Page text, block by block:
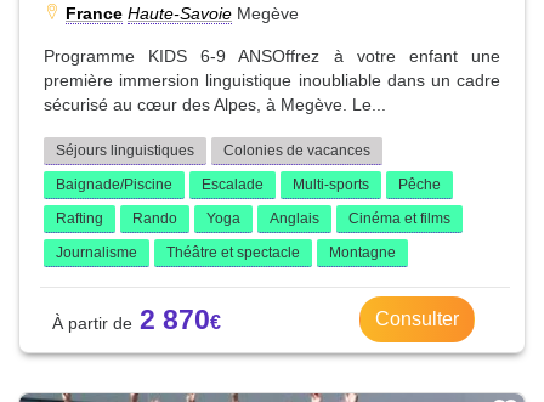
France Haute-Savoie Megève
Programme KIDS 6-9 ANSOffrez à votre enfant une
première immersion linguistique inoubliable dans un cadre
sécurisé au cœur des Alpes, à Megève. Le...
Séjours linguistiques
Colonies de vacances
Baignade/Piscine
Escalade Multi-sports
Pêche
Rafting
Rando Yoga Anglais
Cinéma et films
Journalisme
Théâtre et spectacle Montagne
2 870 Consulter